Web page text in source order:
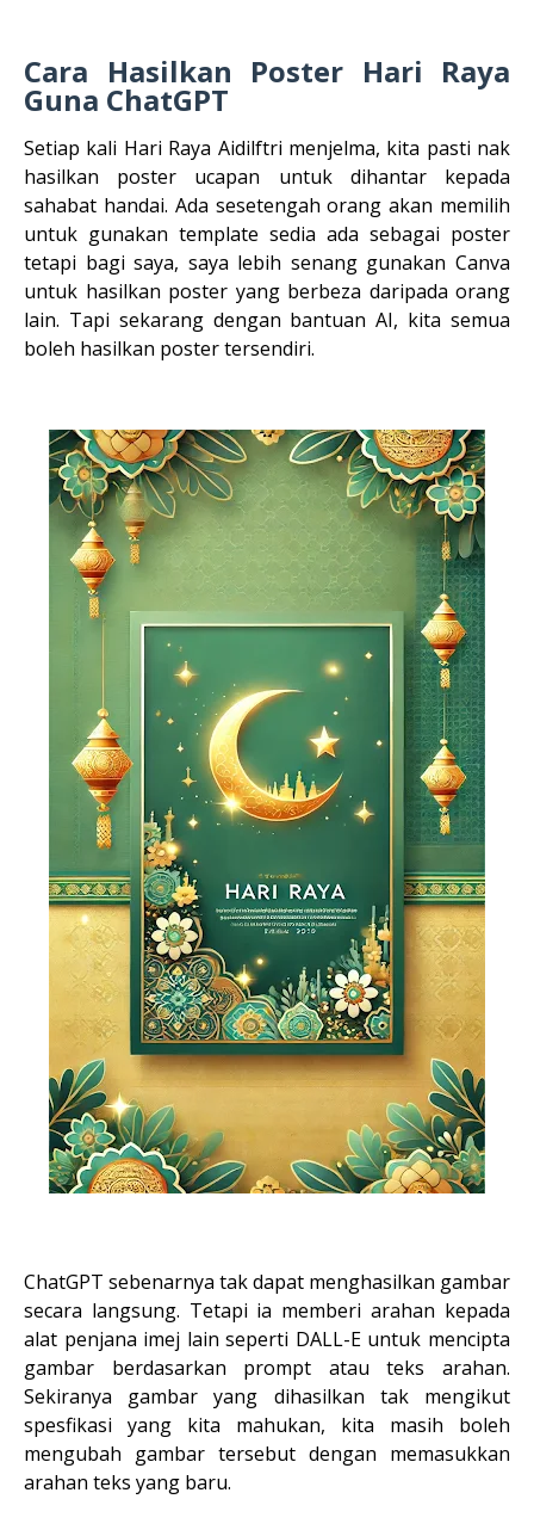
Cara Hasilkan Poster Hari Raya
Guna ChatGPT
Setiap kali Hari Raya Aidilftri menjelma, kita pasti nak
hasilkan poster ucapan untuk dihantar kepada
sahabat handai. Ada sesetengah orang akan memilih
untuk gunakan template sedia ada sebagai poster
tetapi bagi saya, saya lebih senang gunakan Canva
untuk hasilkan poster yang berbeza daripada orang
lain. Tapi sekarang dengan bantuan AI, kita semua
boleh hasilkan poster tersendiri.
ChatGPT sebenarnya tak dapat menghasilkan gambar
secara langsung. Tetapi ia memberi arahan kepada
alat penjana imej lain seperti DALL-E untuk mencipta
gambar berdasarkan prompt atau teks arahan.
Sekiranya gambar yang dihasilkan tak mengikut
spesfikasi yang kita mahukan, kita masih boleh
mengubah gambar tersebut dengan memasukkan
arahan teks yang baru.